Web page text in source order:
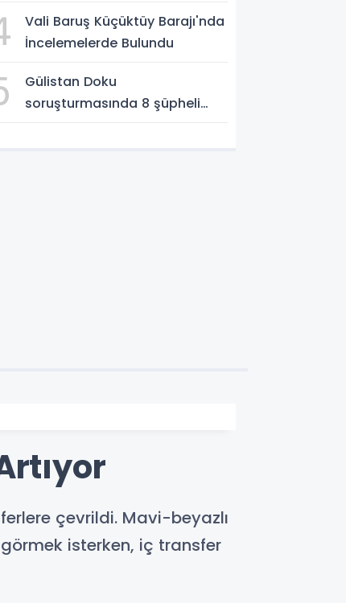
Vali Baruş Küçüktüy Barajı'nda
İncelemelerde Bulundu
Gülistan Doku
soruşturmasında 8 şüpheli
çevrildi. Mavi-beyazlı
isterken, iç transfer